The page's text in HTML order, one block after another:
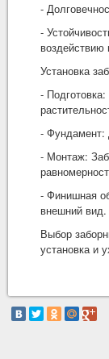
-
-
воздействию
Установка
-
- Фундамент:
- Монтаж:
- Финишная
внешний вид.
Выбор
установка и